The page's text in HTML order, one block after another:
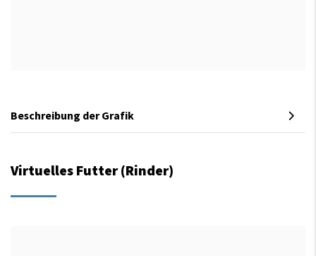
Beschreibung der Grafik
Virtuelles Futter (Rinder)